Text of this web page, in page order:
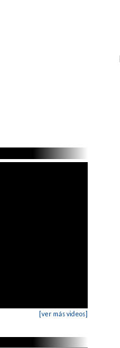
[ver más videos]